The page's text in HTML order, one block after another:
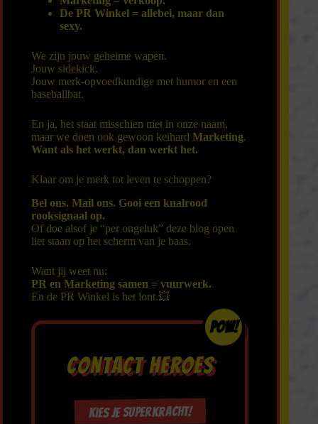
De PR Winkel = allebei, maar dan
sexy.
We zijn jouw geheime wapen.
Jouw sidekick.
Jouw merk-opvoedkundige met humor en een
baseballbat.
En ja, het staat misschien niet in onze naam,
maar we doen ook gewoon keihard Marketing.
Want als het werkt, dan werkt het.
Klaar om je merk tot leven te schoppen?
Bel ons. Mail ons. Gooi een knalrood
rooksignaal op.
Of doe alsof je “per ongeluk” deze blog open
liet staan op het scherm van je baas.
Want jij weet nu:
PR en Marketing samen = vuurwerk.
En de PR Winkel is het lont.💥
POW!
CONTACT HEROES
Kies je superkracht!